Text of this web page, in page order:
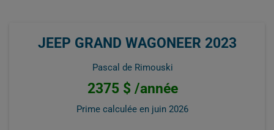
JEEP GRAND WAGONEER 2023
Pascal de Rimouski
2375 $ /année
Prime calculée en juin 2026